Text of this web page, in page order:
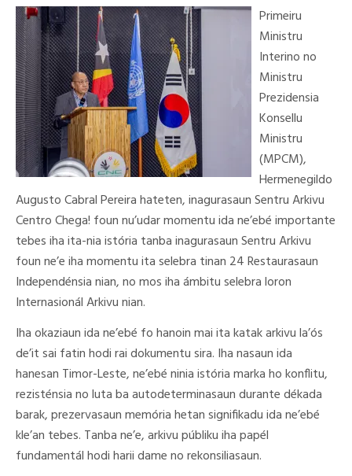
Primeiru
Ministru
Interino no
Ministru
Prezidensia
Konsellu
Ministru
(MPCM),
Hermenegildo
Augusto Cabral Pereira hateten, inagurasaun Sentru Arkivu
Centro Chega! foun nu’udar momentu ida ne’ebé importante
tebes iha ita-nia istória tanba inagurasaun Sentru Arkivu
foun ne’e iha momentu ita selebra tinan 24 Restaurasaun
Independénsia nian, no mos iha ámbitu selebra loron
Internasionál Arkivu nian.
Iha okaziaun ida ne’ebé fo hanoin mai ita katak arkivu la’ós
de’it sai fatin hodi rai dokumentu sira. Iha nasaun ida
hanesan Timor-Leste, ne’ebé ninia istória marka ho konflitu,
rezisténsia no luta ba autodeterminasaun durante dékada
barak, prezervasaun memória hetan signifikadu ida ne’ebé
kle’an tebes. Tanba ne’e, arkivu públiku iha papél
fundamentál hodi harii dame no rekonsiliasaun.